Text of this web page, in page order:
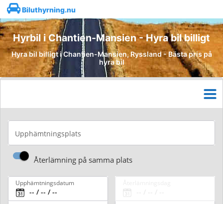
Biluthyrning.nu
Hyrbil i Chantien-Mansien - Hyra bil billigt
Hyra bil billigt i Chantien-Mansien, Ryssland - Bästa pris på
hyra bil
Upphämtningsplats
Återlämning på samma plats
Upphämtningsdatum